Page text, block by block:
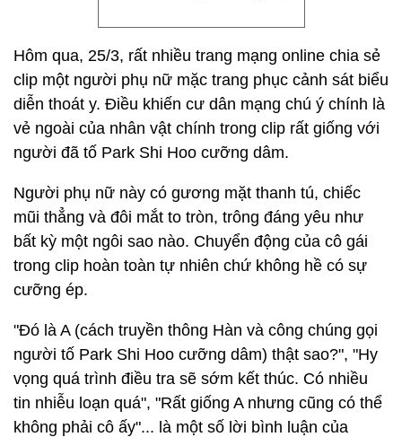
Hôm qua, 25/3, rất nhiều trang mạng online chia sẻ
clip một người phụ nữ mặc trang phục cảnh sát biểu
diễn thoát y. Điều khiến cư dân mạng chú ý chính là
vẻ ngoài của nhân vật chính trong clip rất giống với
người đã tố Park Shi Hoo cưỡng dâm.
Người phụ nữ này có gương mặt thanh tú, chiếc
mũi thẳng và đôi mắt to tròn, trông đáng yêu như
bất kỳ một ngôi sao nào. Chuyển động của cô gái
trong clip hoàn toàn tự nhiên chứ không hề có sự
cưỡng ép.
"Đó là A (cách truyền thông Hàn và công chúng gọi
người tố Park Shi Hoo cưỡng dâm) thật sao?", "Hy
vọng quá trình điều tra sẽ sớm kết thúc. Có nhiều
tin nhiễu loạn quá", "Rất giống A nhưng cũng có thể
không phải cô ấy"... là một số lời bình luận của